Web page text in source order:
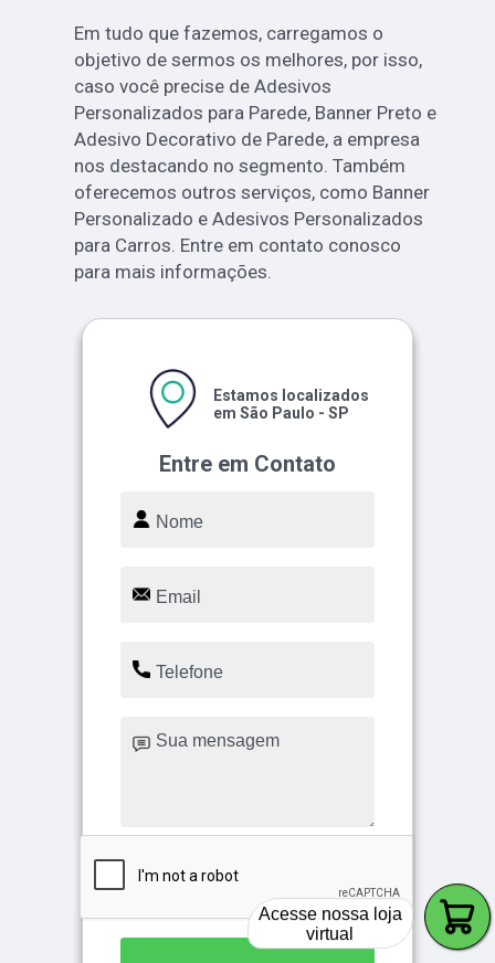
Em tudo que fazemos, carregamos o
objetivo de sermos os melhores, por isso,
caso você precise de Adesivos
Personalizados para Parede, Banner Preto e
Adesivo Decorativo de Parede, a empresa
nos destacando no segmento. Também
oferecemos outros serviços, como Banner
Personalizado e Adesivos Personalizados
para Carros. Entre em contato conosco
para mais informações.
Entre em Contato
Estamos localizados
em São Paulo - SP
Acesse nossa loja
virtual